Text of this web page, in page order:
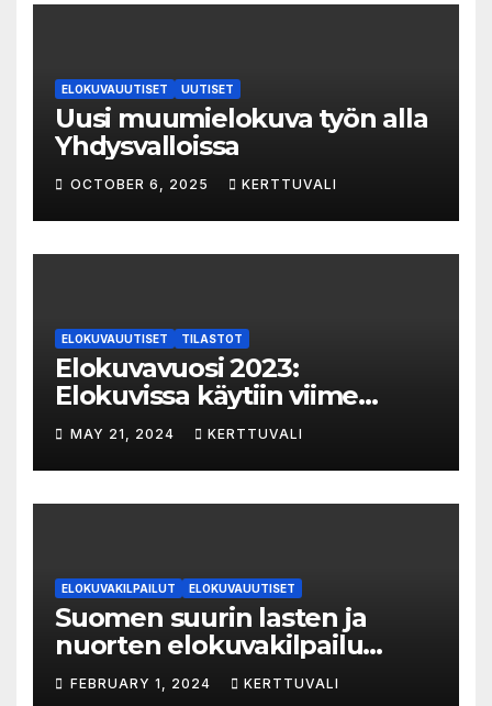
ELOKUVAUUTISET UUTISET
Uusi muumielokuva työn alla
Yhdysvalloissa
OCTOBER 6, 2025 KERTTUVALI
ELOKUVAUUTISET TILASTOT
Elokuvavuosi 2023:
Elokuvissa käytiin viime
vuonna 7,2 miljoonaa kertaa
ympäri Suomen
MAY 21, 2024 KERTTUVALI
ELOKUVAKILPAILUT ELOKUVAUUTISET
Suomen suurin lasten ja
nuorten elokuvakilpailu
alkaa – suojelijana Aki
FEBRUARY 1, 2024 KERTTUVALI